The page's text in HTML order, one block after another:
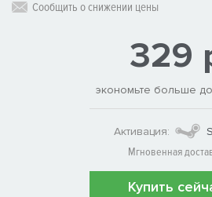
Сообщить о снижении цены
329
экономьте больше до
Активация:
Мгновенная
Купить